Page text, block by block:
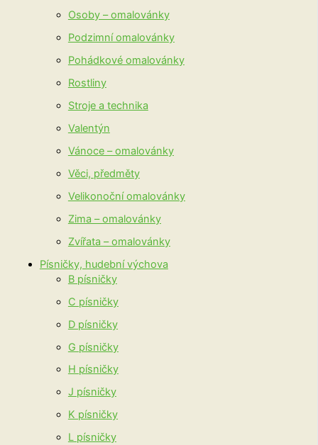
Osoby – omalovánky
Podzimní omalovánky
Pohádkové omalovánky
Rostliny
Stroje a technika
Valentýn
Vánoce – omalovánky
Věci, předměty
Velikonoční omalovánky
Zima – omalovánky
Zvířata – omalovánky
Písničky, hudební výchova
B písničky
C písničky
D písničky
G písničky
H písničky
J písničky
K písničky
L písničky